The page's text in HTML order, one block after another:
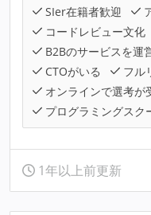
SIer在籍者歓迎
コードレビュー文化
B2Bのサービスを運
CTOがいる
フル
オンラインで選考が
プログラミングスク
1年以上前更新